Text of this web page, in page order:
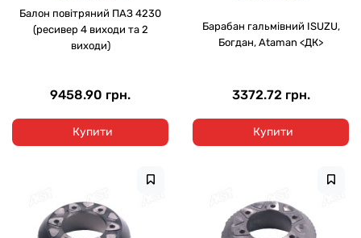
Балон повітряний ПАЗ 4230
(ресивер 4 виходи та 2
виходи)
9458.90 грн.
Купити
Барабан гальмівний ISUZU,
Богдан, Ataman <ДК>
3372.72 грн.
Купити